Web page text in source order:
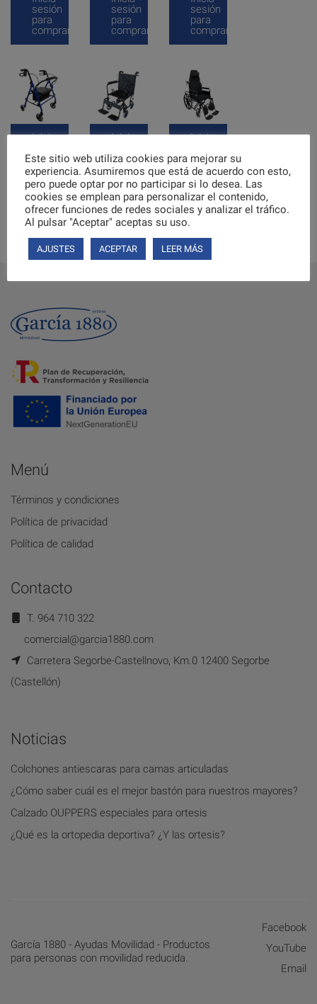
sesión
para
comprar
sesión
para
comprar
sesión
para
comprar
Inicia
para
comprar
Inicia
para
comprar
Inicia
para
comprar
Anterior 1 2 3 4 5
… 10 11 12 Siguiente
Menú
Términos y condiciones
Política de privacidad
Política de calidad
Contacto
T. 964 710 322
comercial@garcia1880.com
Carretera Segorbe-Castellnovo, Km.0 12400 Segorbe
(Castellón)
Noticias
Colchones antiescaras para camas articuladas
¿Cómo saber cuál es el mejor bastón para nuestros mayores?
Calzado OUPPERS especiales para ortesis
¿Qué es la ortopedia deportiva? ¿Y las ortesis?
Facebook
YouTube
Email
García 1880 - Ayudas Movilidad - Productos
para personas con movilidad reducida.
Este sitio web utiliza cookies para mejorar su
experiencia. Asumiremos que está de acuerdo con esto,
pero puede optar por no participar si lo desea. Las
cookies se emplean para personalizar el contenido,
ofrecer funciones de redes sociales y analizar el tráfico.
Al pulsar "Aceptar" aceptas su uso.
AJUSTES ACEPTAR LEER MÁS